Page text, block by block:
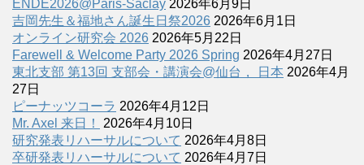
ENDE2026@Paris-Saclay 2026年6月9日
吉岡先生＆福地さん誕生日祭2026 2026年6月1日
オンライン研究会 2026 2026年5月22日
Farewell & Welcome Party 2026 Spring 2026年4月27日
東北支部 第13回 支部会・講演会@仙台， 日本 2026年4月
27日
ピーナッツコーラ 2026年4月12日
Mr. Axel 来日！
2026年4月10日
研究発表リハーサルについて 2026年4月8日
卒研発表リハーサルについて 2026年4月7日